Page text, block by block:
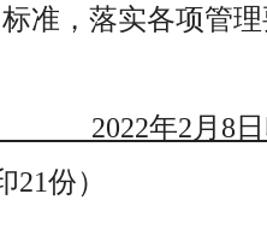
准，落实各项管
2022年2月8日
）